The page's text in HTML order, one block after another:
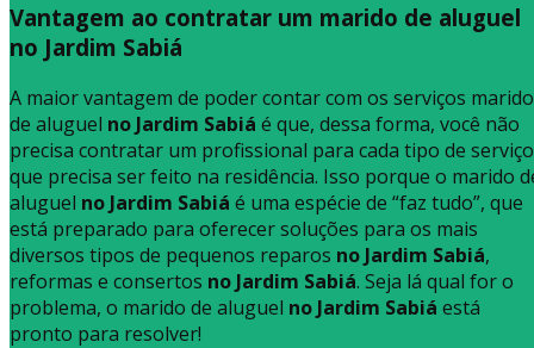
Vantagem ao contratar um marido de aluguel
no Jardim Sabiá
A maior vantagem de poder contar com os serviços marido
de aluguel no Jardim Sabiá é que, dessa forma, você não
precisa contratar um profissional para cada tipo de serviço
que precisa ser feito na residência. Isso porque o marido
aluguel no Jardim Sabiá é uma espécie de “faz tudo”, que
está preparado para oferecer soluções para os mais
diversos tipos de pequenos reparos no Jardim Sabiá,
reformas e consertos no Jardim Sabiá. Seja lá qual for o
problema, o marido de aluguel no Jardim Sabiá está
pronto para resolver!